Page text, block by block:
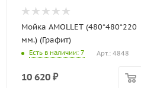
Мойка AMOLLET (480*480*220
мм.) (Графит)
Есть в наличии: 7 Арт.: 4848
10 620 ₽